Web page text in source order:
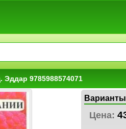
Эддар 9785988574071
Цена: